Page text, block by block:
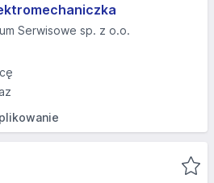
Serwisowe sp. z o.o.